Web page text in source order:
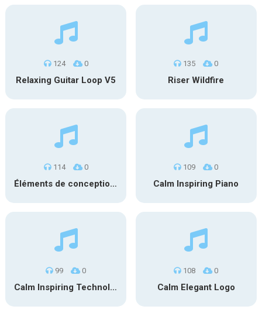
124 0
Relaxing Guitar Loop V5
135 0
Riser Wildfire
114 0
Éléments de conception sonore SFX PS 022
109 0
Calm Inspiring Piano
99 0
Calm Inspiring Technology Logo
108 0
Calm Elegant Logo